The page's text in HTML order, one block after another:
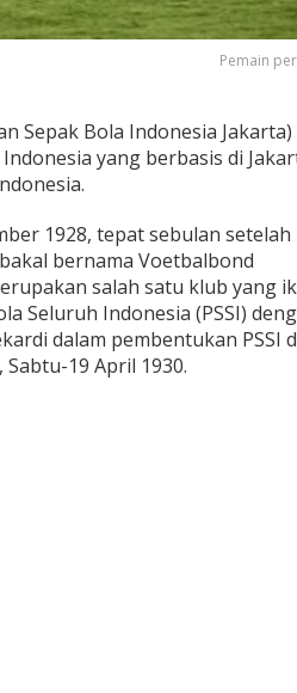
Pemain
Sepak Bola Indonesia Jakarta)
yang berbasis di
1928, tepat sebulan setelah
bernama Voetbalbond
salah satu klub yang
Seluruh Indonesia (PSSI)
dalam pembentukan PSSI
19 April 1930.
Disini